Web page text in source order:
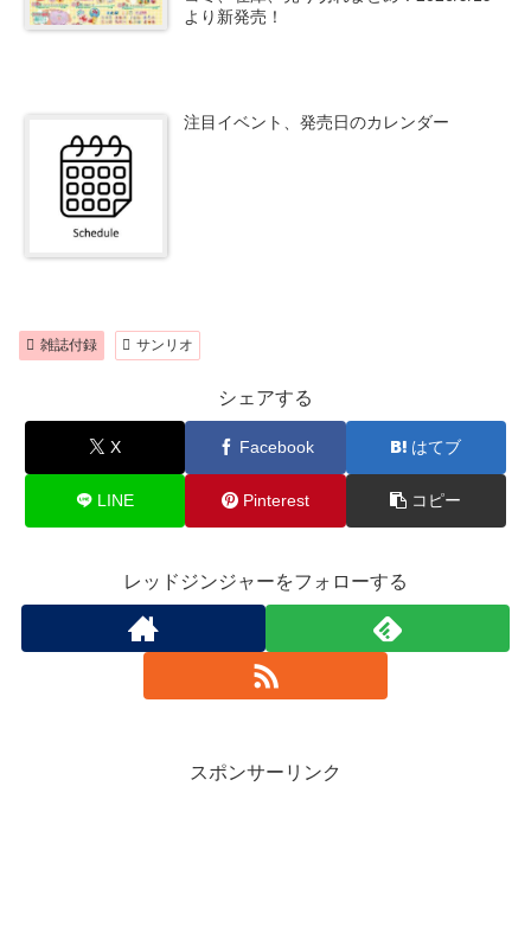
より新発売！
注目イベント、発売日のカレンダー
雑誌付録 サンリオ
シェアする
X Facebook はてブ
LINE Pinterest コピー
レッドジンジャーをフォローする
スポンサーリンク